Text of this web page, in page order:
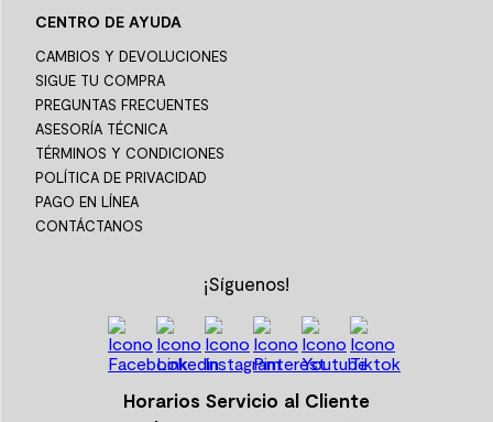
CENTRO DE AYUDA
CAMBIOS Y DEVOLUCIONES
SIGUE TU COMPRA
PREGUNTAS FRECUENTES
ASESORÍA TÉCNICA
TÉRMINOS Y CONDICIONES
POLÍTICA DE PRIVACIDAD
PAGO EN LÍNEA
CONTÁCTANOS
¡Síguenos!
Horarios Servicio al Cliente